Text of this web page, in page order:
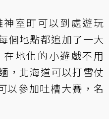
室町可以到處遊玩
個地點都追加了一大
地化的小遊戲不用
，北海道可以打雪仗
以參加吐槽大賽，名